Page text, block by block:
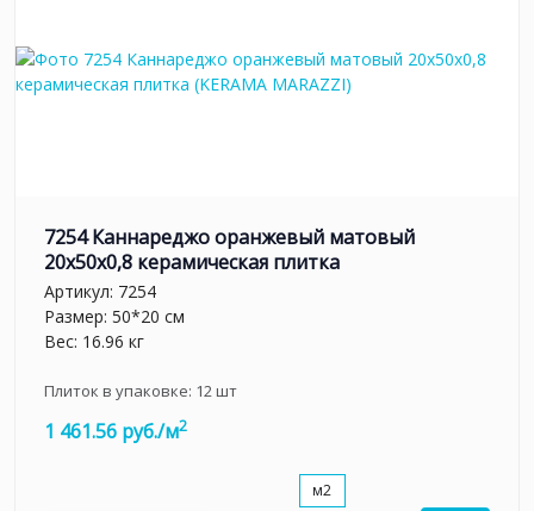
7254 Каннареджо оранжевый матовый
20x50x0,8 керамическая плитка
Артикул: 7254
Размер: 50*20 см
Вес: 16.96 кг
Плиток в упаковке: 12шт
1 461.56 руб./м2
м2